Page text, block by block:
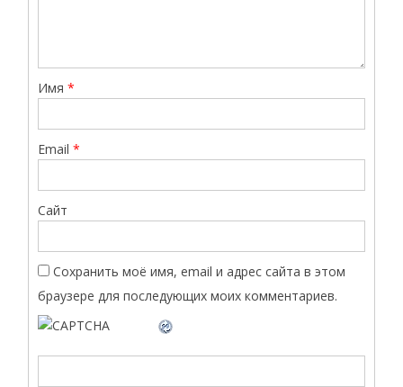
Имя*
Email*
Сайт
Сохранить моё имя, email и адрес сайта в этом
браузере для последующих моих комментариев.